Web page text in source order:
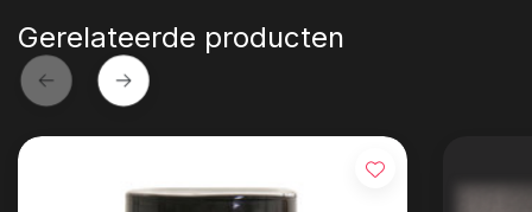
Gerelateerde producten